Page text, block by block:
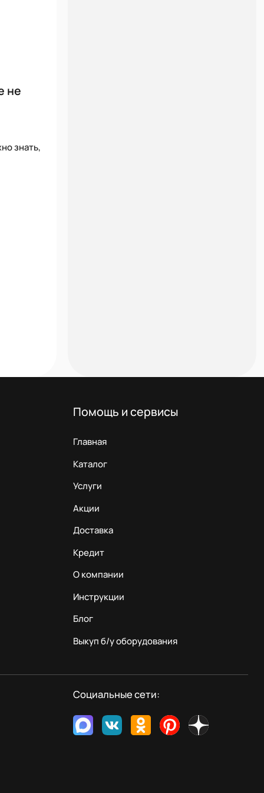
не
знать,
Помощь и сервисы
Главная
Каталог
Услуги
Акции
Доставка
Кредит
О компании
Инструкции
Блог
Выкуп б/у оборудования
Социальные сети: